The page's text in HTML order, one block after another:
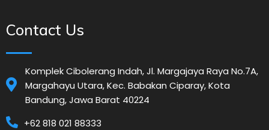
Contact Us
Komplek Cibolerang Indah, Jl. Margajaya Raya No.7A,
Margahayu Utara, Kec. Babakan Ciparay, Kota
Bandung, Jawa Barat 40224
+62 818 021 88333